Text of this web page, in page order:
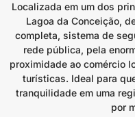
Localizada em um dos
Lagoa da Conceição,
completa, sistema de
rede pública, pela
proximidade ao comércio
turísticas. Ideal para
tranquilidade em uma
por